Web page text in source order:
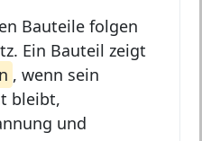
Bauteile folgen
Ein Bauteil zeigt
, wenn sein
bleibt,
und